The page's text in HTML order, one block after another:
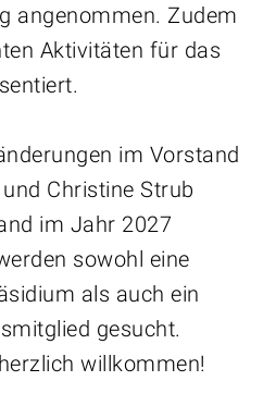
angenommen. Zudem
Aktivitäten für das
im Vorstand
Christine Strub
im Jahr 2027
sowohl eine
als auch ein
gesucht.
willkommen!